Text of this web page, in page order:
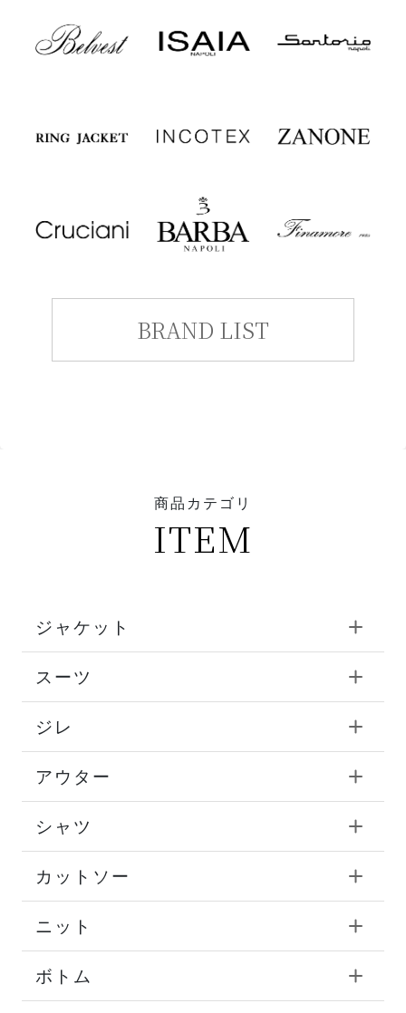
BRAND LIST
商品カテゴリ
ITEM
ジャケット
スーツ
ジレ
アウター
シャツ
カットソー
ニット
ボトム